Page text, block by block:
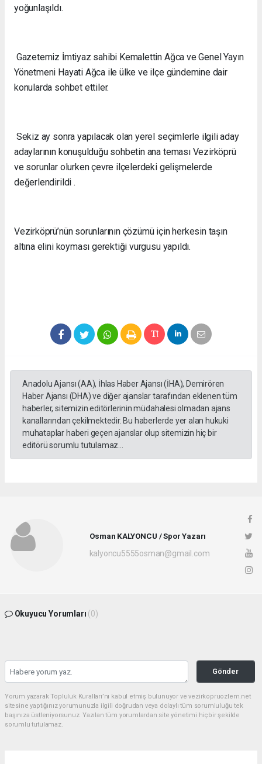
yoğunlaşıldı.
Gazetemiz İmtiyaz sahibi Kemalettin Ağca ve Genel Yayın
Yönetmeni Hayati Ağca ile ülke ve ilçe gündemine dair
konularda sohbet ettiler.
Sekiz ay sonra yapılacak olan yerel seçimlerle ilgili aday
adaylarının konuşulduğu sohbetin ana teması Vezirköprü
ve sorunlar olurken çevre ilçelerdeki gelişmelerde
değerlendirildi .
Vezirköprü’nün sorunlarının çözümü için herkesin taşın
altına elini koyması gerektiği vurgusu yapıldı.
Anadolu Ajansı (AA), İhlas Haber Ajansı (İHA), Demirören
Haber Ajansı (DHA) ve diğer ajanslar tarafından eklenen tüm
haberler, sitemizin editörlerinin müdahalesi olmadan ajans
kanallarından çekilmektedir. Bu haberlerde yer alan hukuki
muhataplar haberi geçen ajanslar olup sitemizin hiç bir
editörü sorumlu tutulamaz...
Osman KALYONCU / Spor Yazarı
kalyoncu5555osman@gmail.com
Okuyucu Yorumları (0)
Gönder
Yorum yazarak Topluluk Kuralları’nı kabul etmiş bulunuyor ve vezirkopruozlem.net
sitesine yaptığınız yorumunuzla ilgili doğrudan veya dolaylı tüm sorumluluğu tek
başınıza üstleniyorsunuz. Yazılan tüm yorumlardan site yönetimi hiçbir şekilde
sorumlu tutulamaz.